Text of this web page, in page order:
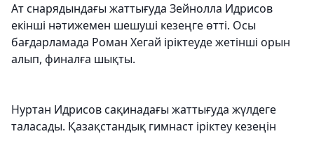
Ат снарядындағы жаттығуда Зейнолла Идрисов
екінші нәтижемен шешуші кезеңге өтті. Осы
бағдарламада Роман Хегай іріктеуде жетінші орын
алып, финалға шықты.
Нуртан Идрисов сақинадағы жаттығуда жүлдеге
таласады. Қазақстандық гимнаст іріктеу кезеңін